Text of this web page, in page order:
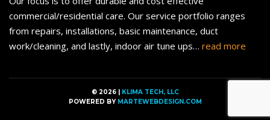
commercial/residential care. Our service portfolio ranges
from repairs, installations, basic maintenance, duct
work/cleaning, and lastly, indoor air tune ups… read more
© 2026 |
KLIMA TECH, LLC
POWERED BY MARTEWEBDESIGN.COM